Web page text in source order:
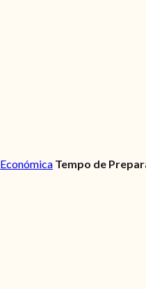
Económica Tempo de